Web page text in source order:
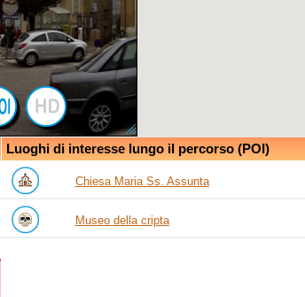
Luoghi di interesse lungo il percorso (POI)
Chiesa Maria Ss. Assunta
Museo della cripta